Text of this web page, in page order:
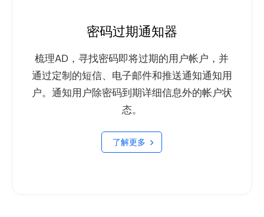
密码过期通知器
梳理AD，寻找密码即将过期的用户帐户，并
通过定制的短信、电子邮件和推送通知通知用
户。通知用户除密码到期详细信息外的帐户状
态。
了解更多